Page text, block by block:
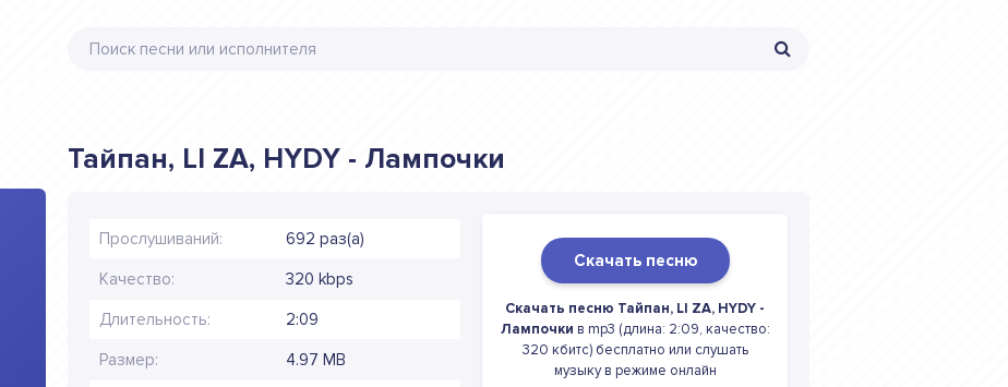
Тайпан, LI ZA, HYDY - Лампочки
Прослушиваний: 692 раз(а)
Качество: 320 kbps
Длительность: 2:09
Размер: 4.97 MB
Скачать песню
Скачать песню Тайпан, LI ZA, HYDY -
Лампочки в mp3 (длина: 2:09, качество:
320 кбитс) бесплатно или слушать
музыку в режиме онлайн